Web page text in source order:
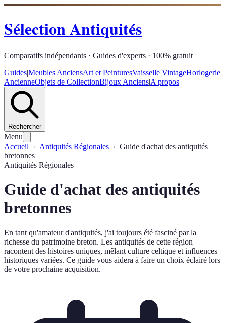
Sélection Antiquités
Comparatifs indépendants · Guides d'experts · 100% gratuit
Guides|Meubles AnciensArt et PeinturesVaisselle VintageHorlogerie
AncienneObjets de CollectionBijoux Anciens|A propos|
Rechercher
Menu
Accueil
Antiquités Régionales
Guide d'achat des antiquités
bretonnes
Antiquités Régionales
Guide d'achat des antiquités
bretonnes
En tant qu'amateur d'antiquités, j'ai toujours été fasciné par la
richesse du patrimoine breton. Les antiquités de cette région
racontent des histoires uniques, mêlant culture celtique et influences
historiques variées. Ce guide vous aidera à faire un choix éclairé lors
de votre prochaine acquisition.